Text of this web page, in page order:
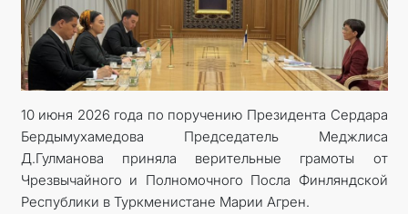
МИД
КОНТАКТНЫЕ ДАННЫЕ
10 июня 2026 года по поручению Президента Сердара
Бердымухамедова Председатель Меджлиса
Д.Гулманова приняла верительные грамоты от
Чрезвычайного и Полномочного Посла Финляндской
Республики в Туркменистане Марии Агрен.